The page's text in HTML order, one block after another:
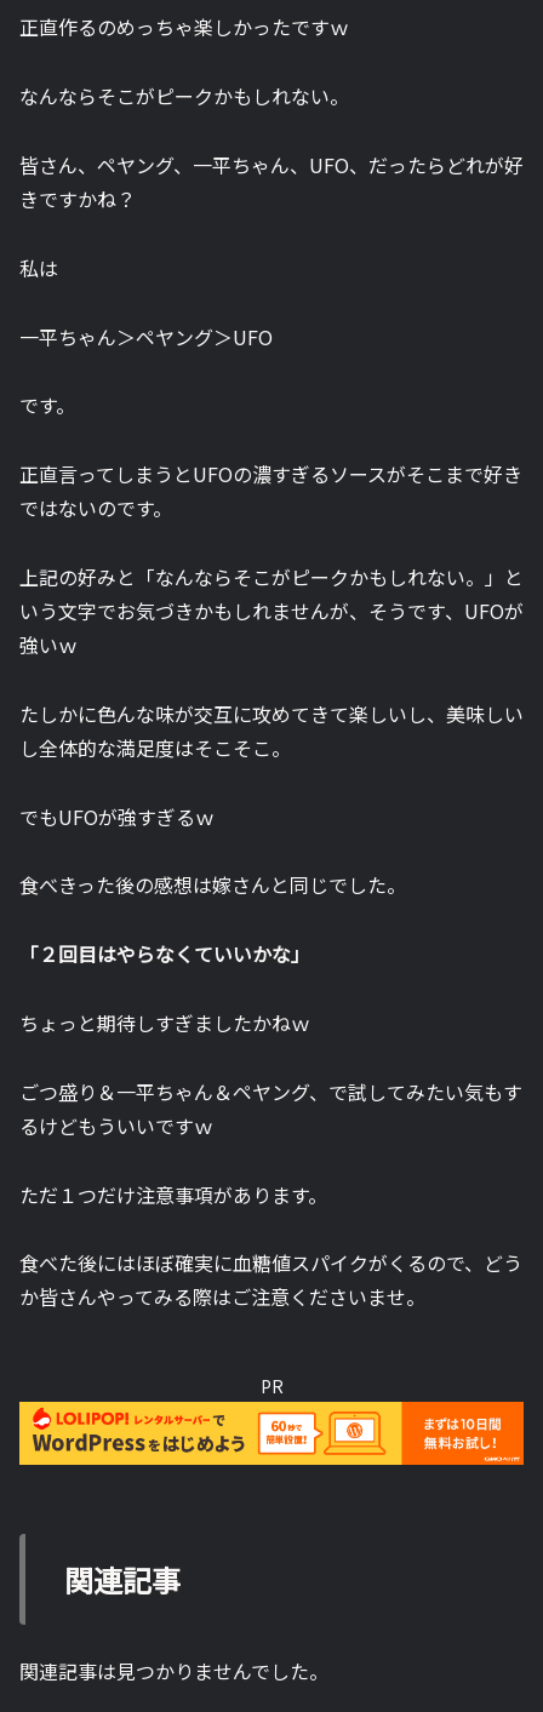
正直作るのめっちゃ楽しかったですｗ
なんならそこがピークかもしれない。
皆さん、ペヤング、一平ちゃん、UFO、だったらどれが好
きですかね？
私は
一平ちゃん＞ペヤング＞UFO
です。
正直言ってしまうとUFOの濃すぎるソースがそこまで好き
ではないのです。
上記の好みと「なんならそこがピークかもしれない。」と
いう文字でお気づきかもしれませんが、そうです、UFOが
強いｗ
たしかに色んな味が交互に攻めてきて楽しいし、美味しい
し全体的な満足度はそこそこ。
でもUFOが強すぎるｗ
食べきった後の感想は嫁さんと同じでした。
「２回目はやらなくていいかな」
ちょっと期待しすぎましたかねｗ
ごつ盛り＆一平ちゃん＆ペヤング、で試してみたい気もす
るけどもういいですｗ
ただ１つだけ注意事項があります。
食べた後にはほぼ確実に血糖値スパイクがくるので、どう
か皆さんやってみる際はご注意くださいませ。
PR
関連記事
関連記事は見つかりませんでした。